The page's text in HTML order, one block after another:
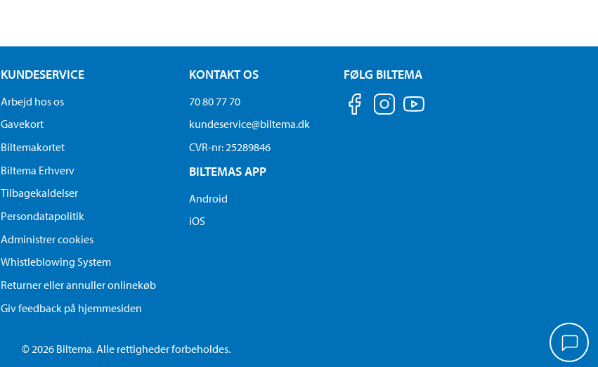
KUNDESERVICE
Arbejd hos os
Gavekort
Biltemakortet
Biltema Erhverv
Tilbagekaldelser
Persondatapolitik
Administrer cookies
Whistleblowing System
Returner eller annuller onlinekøb
Giv feedback på hjemmesiden
KONTAKT OS
70 80 77 70
kundeservice@biltema.dk
CVR-nr: 25289846
BILTEMAS APP
Android
iOS
FØLG BILTEMA
© 2026 Biltema. Alle rettigheder forbeholdes.